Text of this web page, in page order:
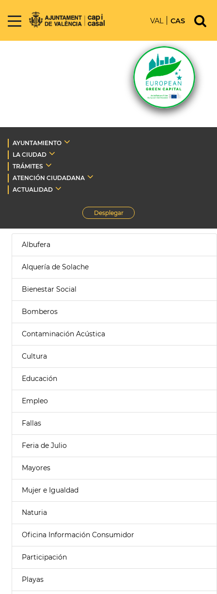
VAL CAS
AYUNTAMIENTO
LA CIUDAD
TRÁMITES
ATENCIÓN CIUDADANA
ACTUALIDAD
Desplegar
Albufera
Alquería de Solache
Bienestar Social
Bomberos
Contaminación Acústica
Cultura
Educación
Empleo
Fallas
Feria de Julio
Mayores
Mujer e Igualdad
Naturia
Oficina Información Consumidor
Participación
Playas